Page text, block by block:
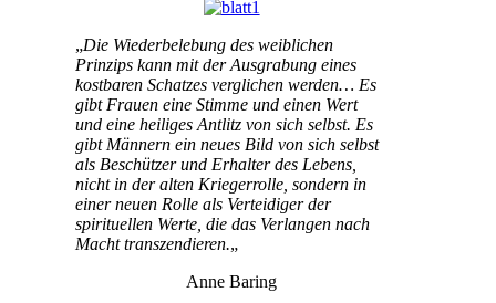
„Die Wiederbelebung des weiblichen
Prinzips kann mit der Ausgrabung eines
kostbaren Schatzes verglichen werden… Es
gibt Frauen eine Stimme und einen Wert
und eine heiliges Antlitz von sich selbst. Es
gibt Männern ein neues Bild von sich selbst
als Beschützer und Erhalter des Lebens,
nicht in der alten Kriegerrolle, sondern in
einer neuen Rolle als Verteidiger der
spirituellen Werte, die das Verlangen nach
Macht transzendieren.„
Anne Baring